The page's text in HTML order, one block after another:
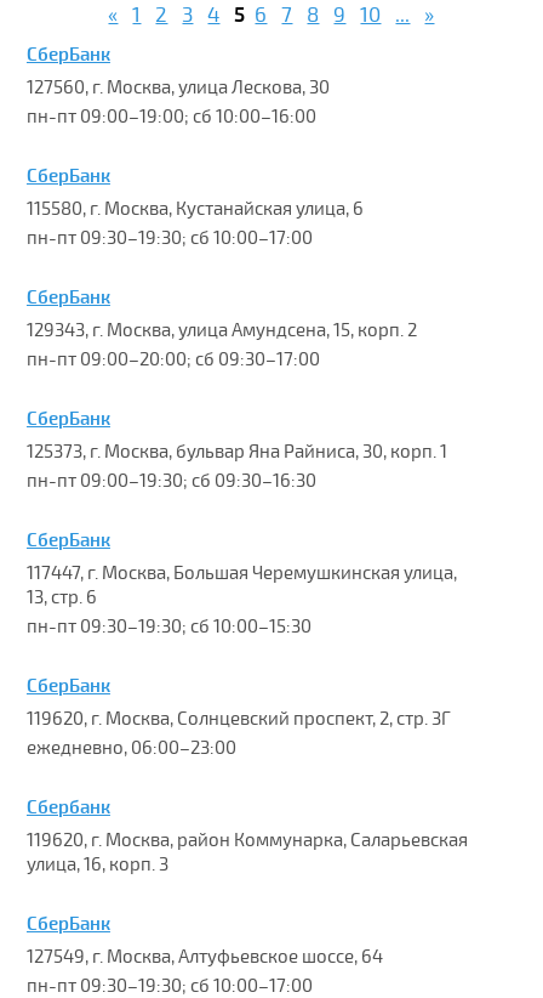
« 1 2 3 4 5 6 7 8 9 10 ... »
СберБанк
127560, г. Москва, улица Лескова, 30
пн-пт 09:00–19:00; сб 10:00–16:00
СберБанк
115580, г. Москва, Кустанайская улица, 6
пн-пт 09:30–19:30; сб 10:00–17:00
СберБанк
129343, г. Москва, улица Амундсена, 15, корп. 2
пн-пт 09:00–20:00; сб 09:30–17:00
СберБанк
125373, г. Москва, бульвар Яна Райниса, 30, корп. 1
пн-пт 09:00–19:30; сб 09:30–16:30
СберБанк
117447, г. Москва, Большая Черемушкинская улица,
13, стр. 6
пн-пт 09:30–19:30; сб 10:00–15:30
СберБанк
119620, г. Москва, Солнцевский проспект, 2, стр. 3Г
ежедневно, 06:00–23:00
Сбербанк
119620, г. Москва, район Коммунарка, Саларьевская
улица, 16, корп. 3
СберБанк
127549, г. Москва, Алтуфьевское шоссе, 64
пн-пт 09:30–19:30; сб 10:00–17:00